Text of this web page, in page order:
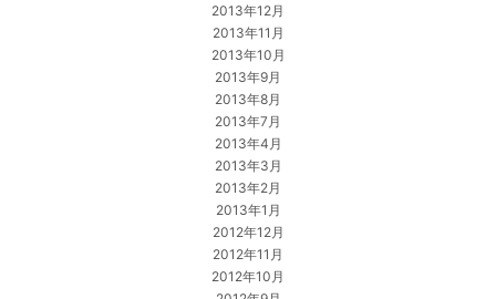
2013年12月
2013年11月
2013年10月
2013年9月
2013年8月
2013年7月
2013年4月
2013年3月
2013年2月
2013年1月
2012年12月
2012年11月
2012年10月